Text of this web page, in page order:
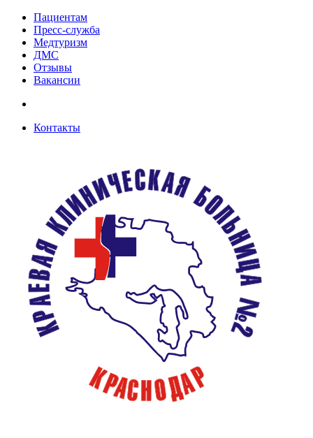
Пациентам
Пресс-служба
Медтуризм
ДМС
Отзывы
Вакансии
Контакты